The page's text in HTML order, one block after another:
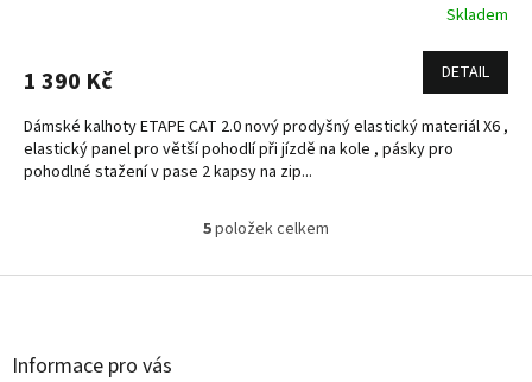
Skladem
1 390 Kč DETAIL
Dámské kalhoty ETAPE CAT 2.0 nový prodyšný elastický materiál X6 ,
elastický panel pro větší pohodlí při jízdě na kole , pásky pro
pohodlné stažení v pase 2 kapsy na zip...
O
l
5položek celkem
Z
Informace pro vás